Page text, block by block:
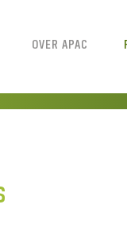
OVER APAC